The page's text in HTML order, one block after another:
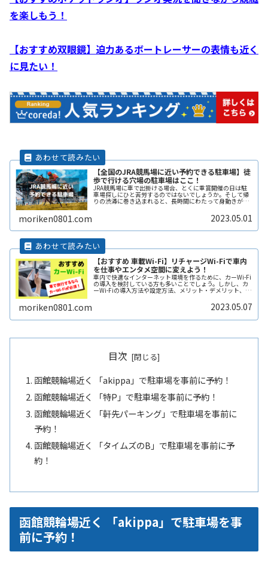
を楽しもう！
【おすすめ双眼鏡】迫力あるボートレーサーの表情も近く
に見たい！
【全国のJRA競馬場に近い予約できる駐車場】徒
歩で行ける穴場の駐車場はここ！
JRA競馬場に車で出掛ける場合、とくに重賞開催の日は駐
車場探しにひと苦労するのではないでしょうか。そして帰
りの渋滞に巻き込まれると、長時間にわたって身動きがで
moriken0801.com 2023.05.01
【おすすめ 車載Wi-Fi】リチャージWi-Fiで車内
を仕事やエンタメ空間に変えよう！
車内で快適なインターネット環境を作るために、カーWi-Fi
の導入を検討している方も多いことでしょう。しかし、カ
ーWi-Fiの導入方法や設定方法、メリット・デメリット、注
意点などは多岐にわたり、初心者にとってはわかりにくい
moriken0801.com 2023.05.07
目次
函館競輪場近く 「akippa」で駐車場を事前に予約！
函館競輪場近く 「特P」で駐車場を事前に予約！
函館競輪場近く 「軒先パーキング」で駐車場を事前に
予約！
函館競輪場近く 「タイムズのB」で駐車場を事前に予
約！
函館競輪場近く 「akippa」で駐車場を事
前に予約！